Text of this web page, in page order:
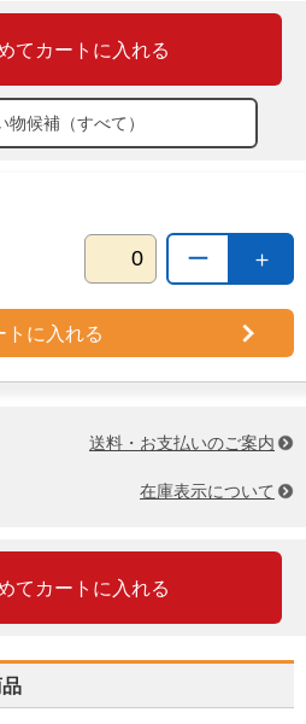
てカートに入れる
物候補（すべて）
＋
ー
トに入れる
送料・お支払いのご案内
在庫表示について
てカートに入れる